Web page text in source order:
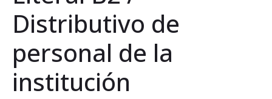
Distributivo de
personal de la
institución